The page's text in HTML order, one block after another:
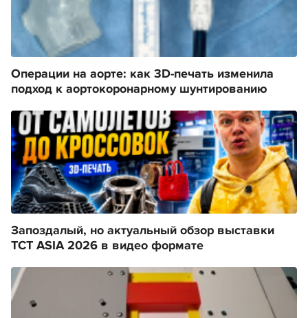
Операции на аорте: как 3D-печать изменила
подход к аортокоронарному шунтированию
Запоздалый, но актуальный обзор выставки
TCT ASIA 2026 в видео формате